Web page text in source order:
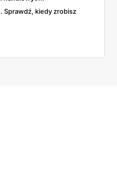
Sprawdź, kiedy zrobisz